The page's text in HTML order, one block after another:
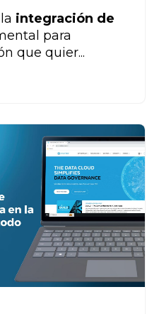
integración de
para
que quier...